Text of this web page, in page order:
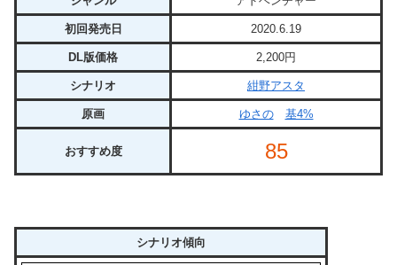
初回発売日 2020.6.19
DL版価格 2,200円
シナリオ 紺野アスタ
原画 ゆさの 基4%
おすすめ度 85
シナリオ傾向